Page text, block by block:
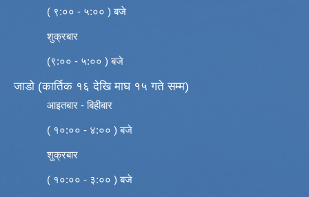
( ९:०० - ५:०० ) बजे
शुक्रबार
(९:०० - ५:०० ) बजे
जाडो (कार्तिक १६ देखि माघ १५ गते सम्म)
आइतबार - बिहीबार
( १०:०० - ४:०० ) बजे
शुक्रबार
( १०:०० - ३:०० ) बजे